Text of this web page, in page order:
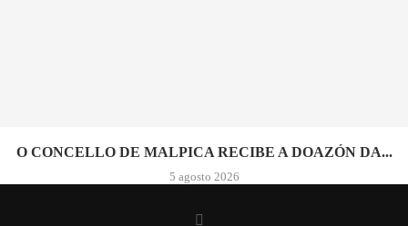
O CONCELLO DE MALPICA RECIBE A DOAZÓN DA...
5 agosto 2026